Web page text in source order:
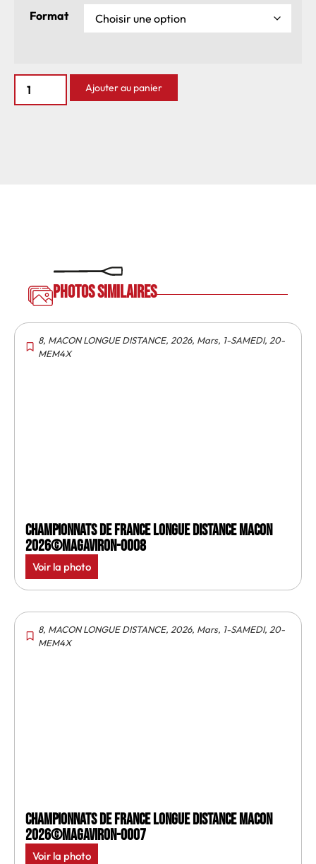
Format
Ajouter au panier
Photos similaires
8, MACON LONGUE DISTANCE, 2026, Mars, 1-SAMEDI, 20-
MEM4X
Championnats de France longue distance Macon
2026©MagAviron-0008
Voir la photo
8, MACON LONGUE DISTANCE, 2026, Mars, 1-SAMEDI, 20-
MEM4X
Championnats de France longue distance Macon
2026©MagAviron-0007
Voir la photo